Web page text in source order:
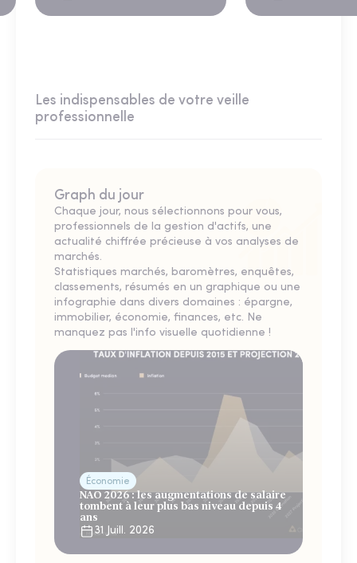
Les indispensables de votre veille
professionnelle
Graph du jour
Chaque jour, nous sélectionnons pour vous,
professionnels de la gestion d'actifs, une
actualité chiffrée précieuse à vos analyses de
marchés.
Statistiques marchés, baromètres, enquêtes,
classements, résumés en un graphique ou une
infographie dans divers domaines : épargne,
immobilier, économie, finances, etc. Ne
manquez pas l'info visuelle quotidienne !
Économie
NAO 2026 : les augmentations de salaire
tombent à leur plus bas niveau depuis 4
ans
31 Juill. 2026